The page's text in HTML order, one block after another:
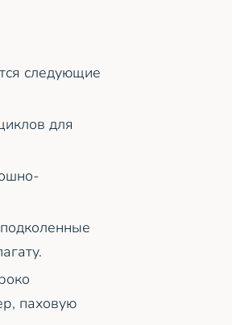
следующие
для
паховую